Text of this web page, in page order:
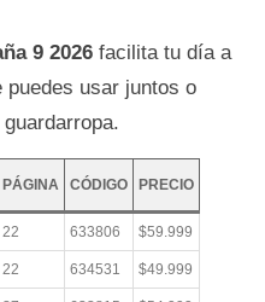
9 2026 facilita tu día a
usar juntos o
PÁGINA CÓDIGO PRECIO
22 633806 $59.999
22 634531 $49.999